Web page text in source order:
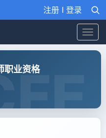
注册 I 登录
职业资格